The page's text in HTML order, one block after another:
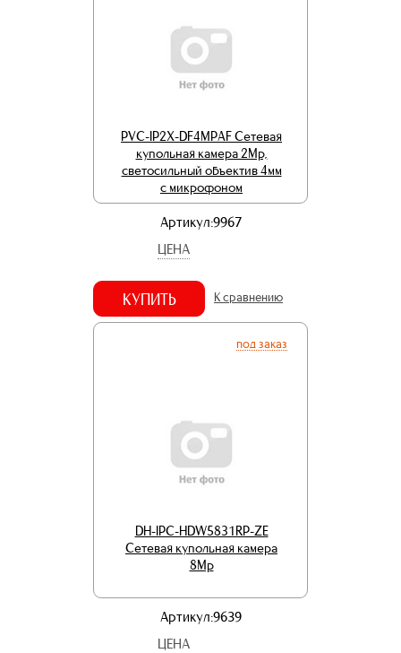
PVC-IP2X-DF4MPAF Сетевая
купольная камера 2Mp,
светосильный объектив 4мм
с микрофоном
Артикул:9967
ЦЕНА
КУПИТЬ К сравнению
под заказ
DH-IPC-HDW5831RP-ZE
Сетевая купольная камера
8Mp
Артикул:9639
ЦЕНА